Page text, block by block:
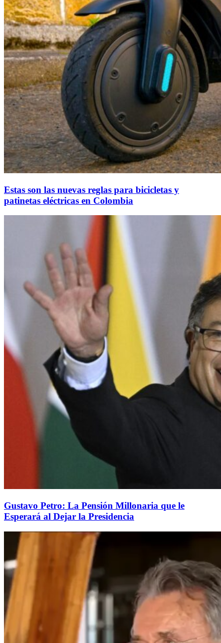
Estas son las nuevas reglas para bicicletas y
patinetas eléctricas en Colombia
Gustavo Petro: La Pensión Millonaria que le
Esperará al Dejar la Presidencia